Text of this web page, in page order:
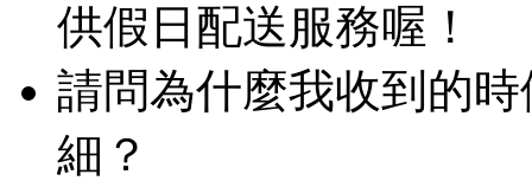
供假日配送服務喔！
請問為什麼我收到的
細？